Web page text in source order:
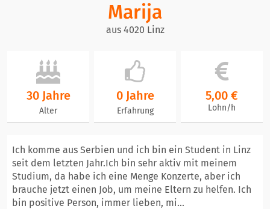
Marija
aus 4020 Linz
30 Jahre
Alter
0 Jahre
Erfahrung
5,00 €
Lohn/h
Ich komme aus Serbien und ich bin ein Student in Linz
seit dem letzten Jahr.Ich bin sehr aktiv mit meinem
Studium, da habe ich eine Menge Konzerte, aber ich
brauche jetzt einen Job, um meine Eltern zu helfen. Ich
bin positive Person, immer lieben, mi...